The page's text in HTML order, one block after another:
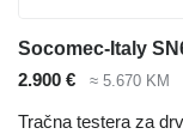
Socomec-Italy
2.900 €
≈ 5.670 KM
Tračna testera za